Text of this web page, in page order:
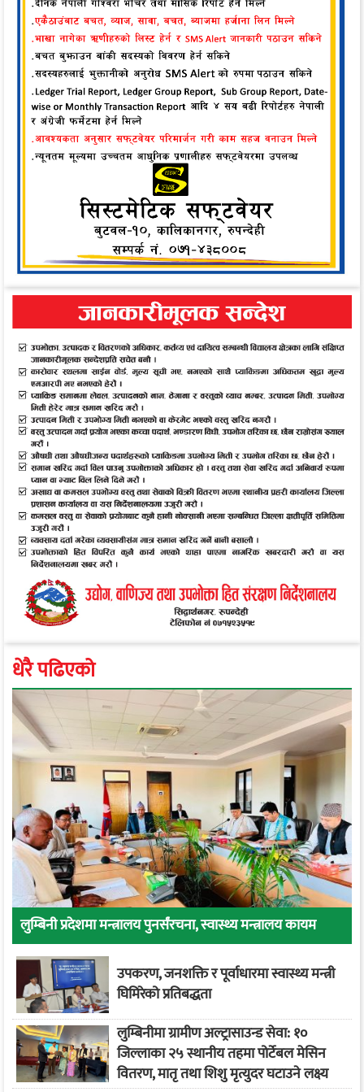
धेरै पढिएको
लुम्बिनी प्रदेशमा मन्त्रालय पुनर्संरचना, स्वास्थ्य मन्त्रालय कायम
उपकरण, जनशक्ति र पूर्वाधारमा स्वास्थ्य मन्त्री
घिमिरेको प्रतिबद्धता
लुम्बिनीमा ग्रामीण अल्ट्रासाउन्ड सेवा: १०
जिल्लाका २५ स्थानीय तहमा पोर्टेबल मेसिन
वितरण, मातृ तथा शिशु मृत्युदर घटाउने लक्ष्य